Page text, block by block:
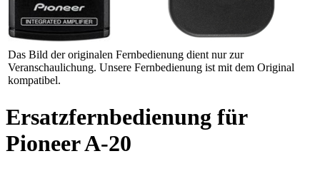
Das Bild der originalen Fernbedienung dient nur zur
Veranschaulichung. Unsere Fernbedienung ist mit dem Original
kompatibel.
Ersatzfernbedienung für
Pioneer A-20